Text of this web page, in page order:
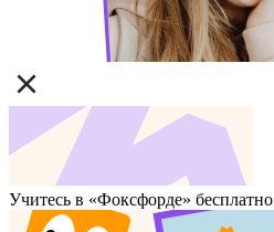
Учитесь в «Фоксфорде» бесплатно